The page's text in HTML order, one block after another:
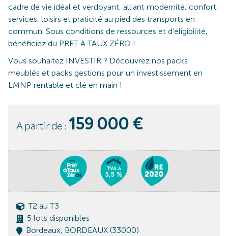
cadre de vie idéal et verdoyant, alliant modernité, confort,
services, loisirs et praticité au pied des transports en
commun. Sous conditions de ressources et d'éligibilité,
bénéficiez du PRET A TAUX ZÉRO !
Vous souhaitez INVESTIR ? Découvrez nos packs
meublés et packs gestions pour un investissement en
LMNP rentable et clé en main !
A partir de : 159 000 €
T2 au T3
5 lots disponibles
Bordeaux, BORDEAUX (33000)